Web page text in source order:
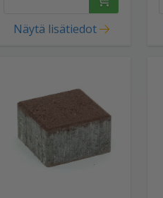
Näytä lisätiedot